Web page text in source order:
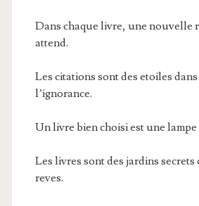
Dans chaque livre, une nouvelle
attend.
Les citations sont des etoiles
l’ignorance.
Un livre bien choisi est une lampe
Les livres sont des jardins
reves.